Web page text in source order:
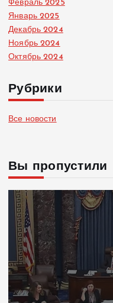
Февраль 2025
Январь 2025
Декабрь 2024
Ноябрь 2024
Октябрь 2024
Рубрики
Все новости
Вы пропустили